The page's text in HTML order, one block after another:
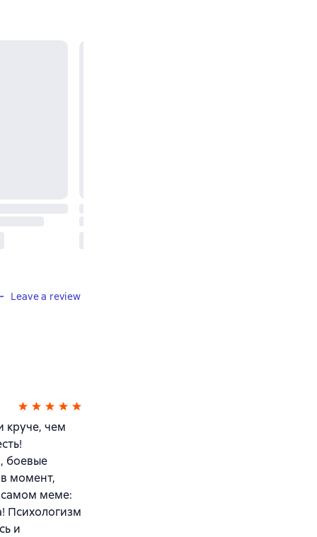
Leave a review
круче, чем
боевые
момент,
самом меме:
Психологизм
и